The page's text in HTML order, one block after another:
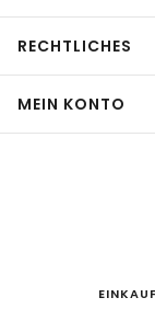
RECHTLICHES
MEIN KONTO